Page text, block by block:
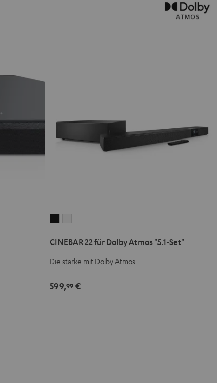
für
Dolby
"5.1-
Set"
für
Dolby
"5.1-
CINEBAR 22 für Dolby Atmos "5.1-Set"
Die starke mit Dolby Atmos
599,99 €